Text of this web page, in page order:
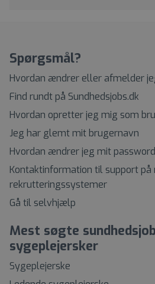
Spørgsmål?
Hvordan ændrer eller afmelder
Find rundt på Sundhedsjobs.dk
Hvordan opretter jeg mig som
Jeg har glemt mit brugernavn
Hvordan ændrer jeg mit
Kontaktinformation til support på
rekrutteringssystemer
Gå til selvhjælp
Mest søgte
sygeplejersker
Sygeplejerske